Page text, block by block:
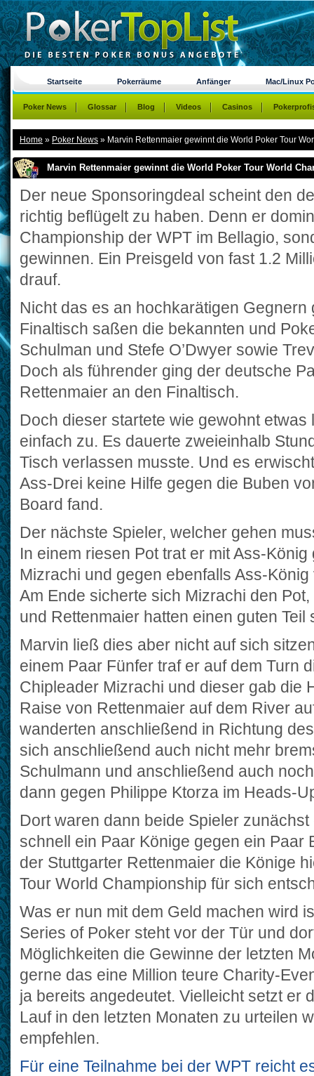
Home » Poker News » Marvin Rettenmaier gewinnt die World Poker Tour
Marvin Rettenmaier gewinnt die World Poker Tour World
Der neue Sponsoringdeal scheint den
richtig beflügelt zu haben. Denn er
Championship der WPT im Bellagio,
gewinnen. Ein Preisgeld von fast 1.2
drauf.
Nicht das es an hochkarätigen Gegnern
Finaltisch saßen die bekannten und
Schulman und Stefe O’Dwyer sowie
Doch als führender ging der deutsche
Rettenmaier an den Finaltisch.
Doch dieser startete wie gewohnt
einfach zu. Es dauerte zweieinhalb
Tisch verlassen musste. Und es
Ass-Drei keine Hilfe gegen die Buben
Board fand.
Der nächste Spieler, welcher gehen
In einem riesen Pot trat er mit Ass-
Mizrachi und gegen ebenfalls Ass-
Am Ende sicherte sich Mizrachi den
und Rettenmaier hatten einen guten
Marvin ließ dies aber nicht auf sich
einem Paar Fünfer traf er auf dem Turn
Chipleader Mizrachi und dieser gab die
Raise von Rettenmaier auf dem River
wanderten anschließend in Richtung
sich anschließend auch nicht mehr
Schulmann und anschließend auch
dann gegen Philippe Ktorza im Heads-
Dort waren dann beide Spieler
schnell ein Paar Könige gegen ein Paar
der Stuttgarter Rettenmaier die Könige
Tour World Championship für sich
Was er nun mit dem Geld machen wird
Series of Poker steht vor der Tür und
Möglichkeiten die Gewinne der letzten
gerne das eine Million teure Charity-
ja bereits angedeutet. Vielleicht setzt er
Lauf in den letzten Monaten zu urteilen
empfehlen.
Für eine Teilnahme bei der WPT reicht
Startseite Pokerräume Anfänger Mac/Linux
Poker News Glossar Blog Videos Casinos